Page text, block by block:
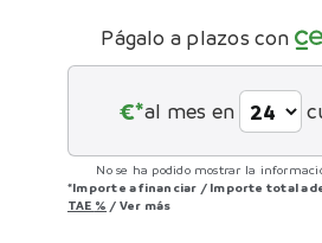
Págalo a plazos con
€*al mes en
No se ha podido mostrar la
*Importe a financiar / Importe total
TAE % / Ver más